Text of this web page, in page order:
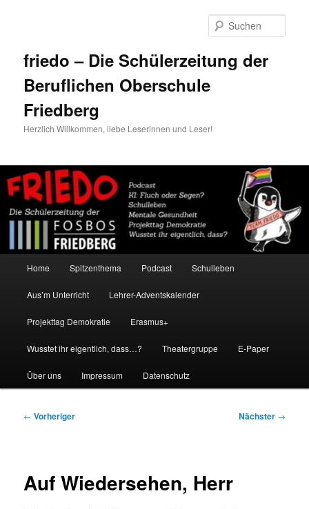
friedo – Die Schülerzeitung der
Beruflichen Oberschule
Friedberg
Herzlich Willkommen, liebe Leserinnen und Leser!
Home Spitzenthema Podcast Schulleben
Aus’m Unterricht Lehrer-Adventskalender
Projekttag Demokratie Erasmus+
Wusstet ihr eigentlich, dass…? Theatergruppe E-Paper
Über uns Impressum Datenschutz
Beitragsnavigation
← Vorheriger Nächster →
Auf Wiedersehen, Herr